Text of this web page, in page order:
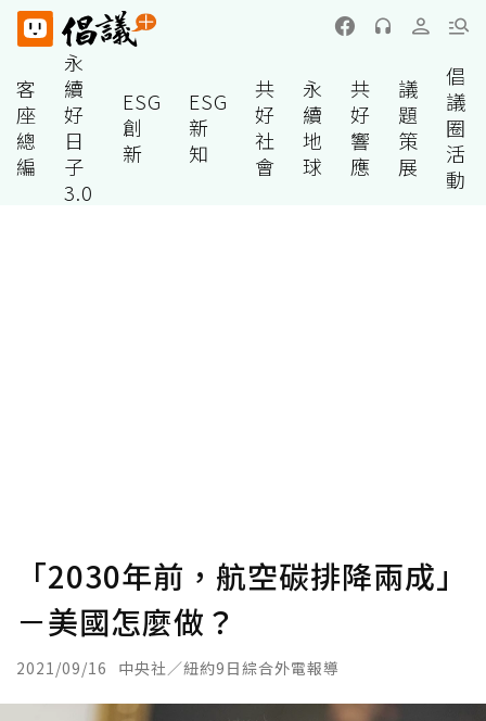
客
座
總
編
永
續
好
日
子
3.0
ESG
創
新
ESG
新
知
共
好
社
會
永
續
地
球
共
好
響
應
議
題
策
展
倡
議
圈
活
動
「2030年前，航空碳排降兩成」
－美國怎麼做？
2021/09/16 中央社／紐約9日綜合外電報導